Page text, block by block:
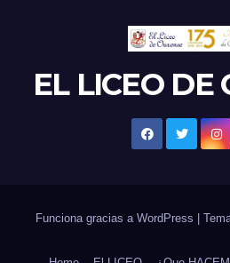
EL LICEO DE
Funciona gracias a WordPress